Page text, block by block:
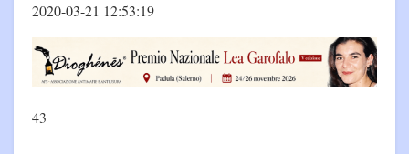
2020-03-21 12:53:19
43